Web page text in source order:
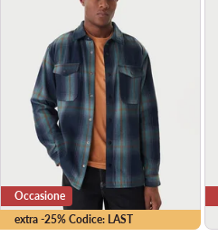
extra -25% Codice: LAST
Occasione